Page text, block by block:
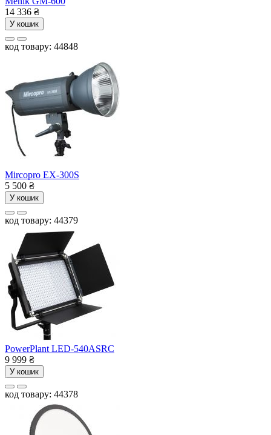
14 336 ₴
У кошик
код товару: 44848
Mircopro EX-300S
5 500 ₴
У кошик
код товару: 44379
PowerPlant LED-540ASRC
9 999 ₴
У кошик
код товару: 44378